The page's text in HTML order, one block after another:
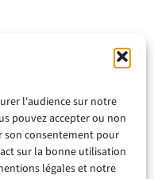
l'audience sur notre
pouvez accepter ou non
son consentement pour
sur la bonne utilisation
légales et notre